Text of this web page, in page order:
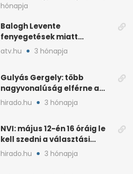
hónapja
Balogh Levente
fenyegetések miatt
lemondta erdélyi előadás-
atv.hu 3 hónapja
Gulyás Gergely: több
nagyvonalúság elférne a
kétharmados győztesekben
hirado.hu 3 hónapja
NVI: május 12-én 16 óráig le
kell szedni a választási
plakátokat
hirado.hu 3 hónapja